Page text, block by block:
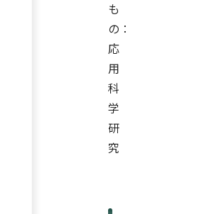
も
の：
応
用
科
学
研
究